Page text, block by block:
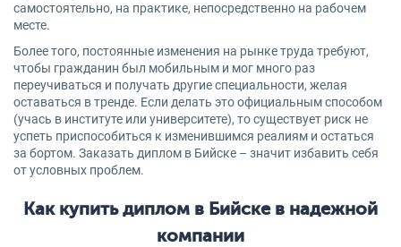
самостоятельно, на практике, непосредственно на рабочем
месте.
Более того, постоянные изменения на рынке труда требуют,
чтобы гражданин был мобильным и мог много раз
переучиваться и получать другие специальности, желая
оставаться в тренде. Если делать это официальным способом
(учась в институте или университете), то существует риск не
успеть приспособиться к изменившимся реалиям и остаться
за бортом. Заказать диплом в Бийске – значит избавить себя
от условных проблем.
Как купить диплом в Бийске в надежной
компании